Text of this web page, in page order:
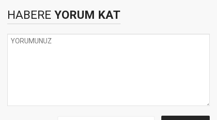
HABERE YORUM KAT